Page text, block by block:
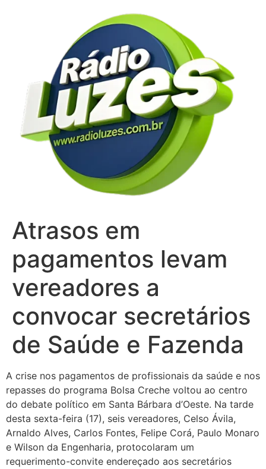
Atrasos em
pagamentos levam
vereadores a
convocar secretários
de Saúde e Fazenda
A crise nos pagamentos de profissionais da saúde e nos
repasses do programa Bolsa Creche voltou ao centro
do debate político em Santa Bárbara d’Oeste. Na tarde
desta sexta-feira (17), seis vereadores, Celso Ávila,
Arnaldo Alves, Carlos Fontes, Felipe Corá, Paulo Monaro
e Wilson da Engenharia, protocolaram um
requerimento-convite endereçado aos secretários